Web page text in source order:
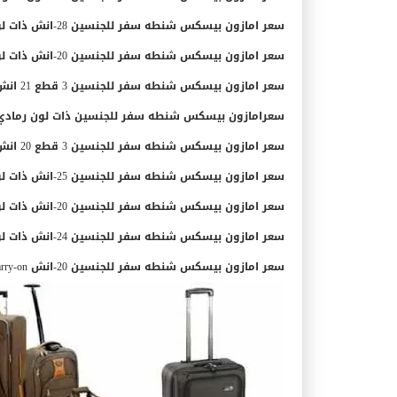
سعر امازون بيسكس شنطه سفر للجنسين 28-انش ذات لون ازرق بـ 127.00 ريال سعودي.
سعر امازون بيسكس شنطه سفر للجنسين 20-انش ذات لون ازرق بـ 149.00 ريال سعودي.
سعر امازون بيسكس شنطه سفر للجنسين 3 قطع 21 انش, 25 انش, 29 انش ذات لون اسود بـ 319.00 ريال سعودي.
سعرامازون بيسكس شنطه سفر للجنسين ذات لون رمادي بـ 127.00 ريال
سعر امازون بيسكس شنطه سفر للجنسين 3 قطع ‫20 انش, 24 انش, 28 انش ذات لون ازرق بـ 299.00 ريال سعودي.
سعر امازون بيسكس شنطه سفر للجنسين 25-انش ذات لون ازرق بـ 112.00 ريال سعودي.
سعر امازون بيسكس شنطه سفر للجنسين 20-انش ذات لون احمر بـ 149.00 ريال سعودي.
سعر امازون بيسكس شنطه سفر للجنسين 24-انش ذات لون اخضر بـ 179.00 ريال سعودي.
سعر امازون بيسكس شنطه سفر للجنسين 20-انش Carry-on ذات لون رمادي بـ 199.00 ريال سعودي.